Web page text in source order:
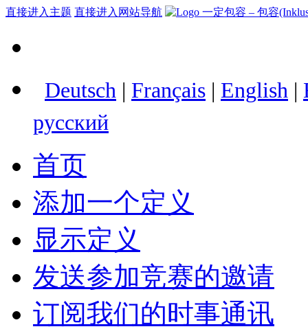
直接进入主题 直接进入网站导航
Deutsch | Français | English |
русский
首页
添加一个定义
显示定义
发送参加竞赛的邀请
订阅我们的时事通讯